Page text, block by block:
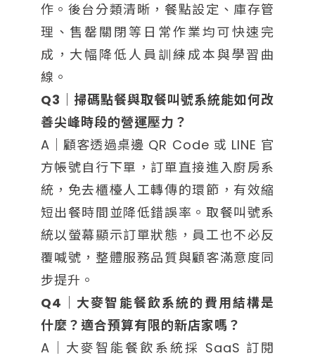
作。後台分類清晰，餐點設定、庫存管
理、售罄關閉等日常作業均可快速完
成，大幅降低人員訓練成本與學習曲
線。
Q3｜掃碼點餐與取餐叫號系統能如何改
善尖峰時段的營運壓力？
A｜顧客透過桌邊 QR Code 或 LINE 官
方帳號自行下單，訂單直接進入廚房系
統，免去櫃檯人工轉傳的環節，有效縮
短出餐時間並降低錯誤率。取餐叫號系
統以螢幕顯示訂單狀態，員工也不必反
覆喊號，整體服務品質與顧客滿意度同
步提升。
Q4｜大麥智能餐飲系統的費用結構是
什麼？適合預算有限的新店家嗎？
A｜大麥智能餐飲系統採 SaaS 訂閱